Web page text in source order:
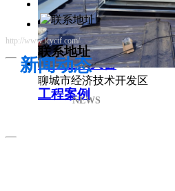
薄型通风天窗
工程案例
新闻动态
NEWS
联系地址
聊城市经济技术开发区
http://www.lcyctf.com/